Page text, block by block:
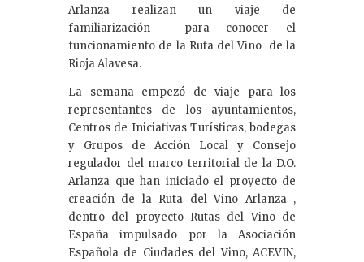
dI
n
Arlanza realizan un viaje de
familiarización para conocer el
funcionamiento de la Ruta del Vino de la
Rioja Alavesa.
La semana empezó de viaje para los
representantes de los ayuntamientos,
Centros de Iniciativas Turísticas, bodegas
y Grupos de Acción Local y Consejo
regulador del marco territorial de la D.O.
Arlanza que han iniciado el proyecto de
creación de la Ruta del Vino Arlanza ,
dentro del proyecto Rutas del Vino de
España impulsado por la Asociación
Española de Ciudades del Vino, ACEVIN,